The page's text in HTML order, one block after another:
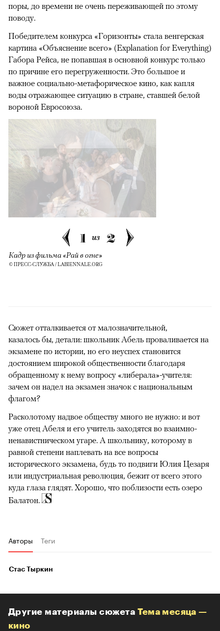
поры, до времени не очень переживающей по этому
поводу.
Победителем конкурса «Горизонты» стала венгерская
картина «Объяснение всего» (Explanation for Everything)
Габора Рейса, не попавшая в основной конкурс только
по причине его перегруженности. Это большое и
важное социально-метафорическое кино, как капля
воды отражающее ситуацию в стране, ставшей белой
вороной Евросоюза.
1 из 2
Кадр из фильма «Рай в огне»
© ПРЕСС-СЛУЖБА / LABIENNALE.ORG
Сюжет отталкивается от малозначительной,
казалось бы, детали: школьник Абель проваливается на
экзамене по истории, но его неуспех становится
достоянием широкой общественности благодаря
обращенному к нему вопросу «либерала»-учителя:
зачем он надел на экзамен значок с национальным
флагом?
Расколотому надвое обществу много не нужно: и вот
уже отец Абеля и его учитель заходятся во взаимно-
ненавистническом угаре. А школьнику, которому в
равной степени наплевать на все вопросы
исторического экзамена, будь то подвиги Юлия Цезаря
или индустриальная революция, бежит от всего этого
куда глаза глядят. Хорошо, что поблизости есть озеро
Балатон.
Авторы Теги
Стас Тыркин
Другие материалы сюжета Тема месяца —
кино